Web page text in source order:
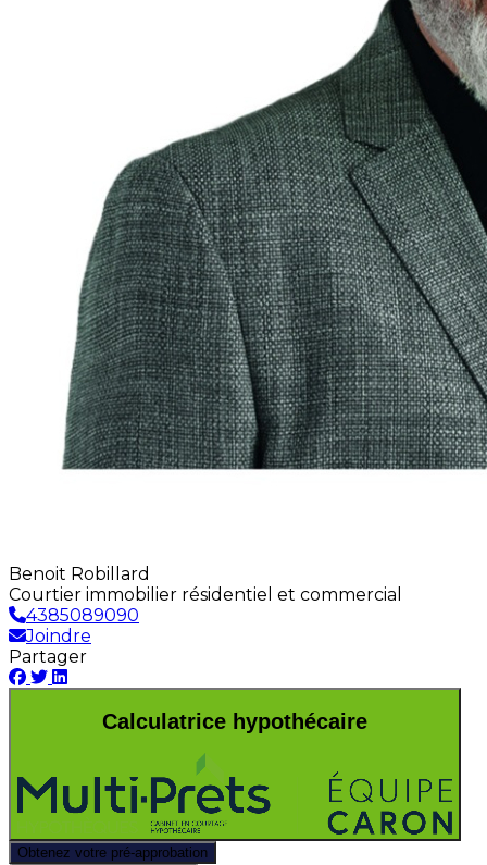
Benoit Robillard
Courtier immobilier résidentiel et commercial
4385089090
Joindre
Partager
Calculatrice hypothécaire
Obtenez votre pré-approbation